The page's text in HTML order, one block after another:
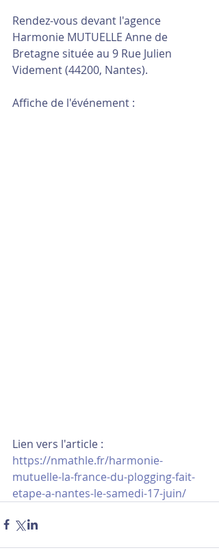
Rendez-vous devant l'agence
Harmonie MUTUELLE Anne de
Bretagne située au 9 Rue Julien
Videment (44200, Nantes).
Affiche de l'événement :
Lien vers l'article :
https://nmathle.fr/harmonie-
mutuelle-la-france-du-plogging-fait-
etape-a-nantes-le-samedi-17-juin/